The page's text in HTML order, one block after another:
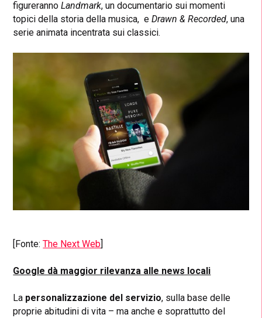
figurerannoLandmark, un documentario sui momenti
topici della storia della musica, e Drawn & Recorded, una
serie animata incentrata sui classici.
[Fonte:The Next Web]
Google dà maggior rilevanza alle news locali
La personalizzazione del servizio, sulla base delle
proprie abitudini di vita – ma anche e soprattutto del